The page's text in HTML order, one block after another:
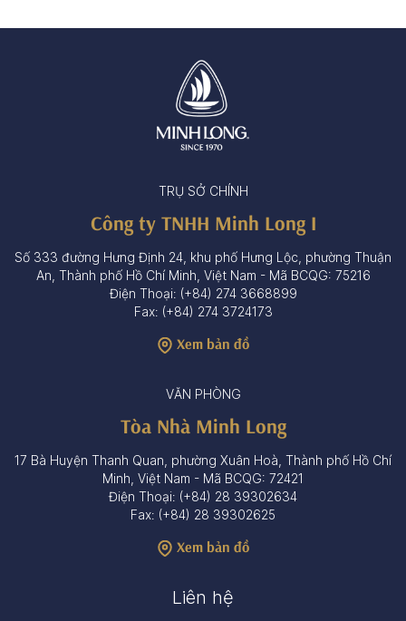
TRỤ SỞ CHÍNH
Công ty TNHH Minh Long I
Số 333 đường Hưng Định 24, khu phố Hưng Lộc, phường Thuận
An, Thành phố Hồ Chí Minh, Việt Nam - Mã BCQG: 75216
Điện Thoại: (+84) 274 3668899
Fax: (+84) 274 3724173
Xem bản đồ
VĂN PHÒNG
Tòa Nhà Minh Long
17 Bà Huyện Thanh Quan, phường Xuân Hoà, Thành phố Hồ Chí
Minh, Việt Nam - Mã BCQG: 72421
Điện Thoại: (+84) 28 39302634
Fax: (+84) 28 39302625
Xem bản đồ
Liên hệ